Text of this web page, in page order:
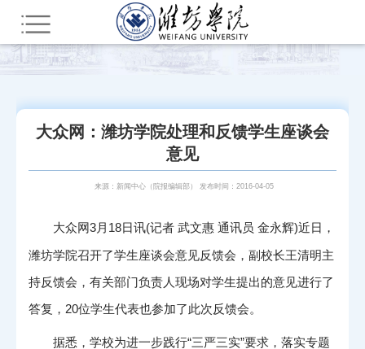
您所在的位置：首页 活力潍院 媒体关注
大众网：潍坊学院处理和反馈学生座谈会
意见
来源：新闻中心（院报编辑部） 发布时间：2016-04-05
大众网3月18日讯(记者 武文惠 通讯员 金永辉)近日，
潍坊学院召开了学生座谈会意见反馈会，副校长王清明主
持反馈会，有关部门负责人现场对学生提出的意见进行了
答复，20位学生代表也参加了此次反馈会。
据悉，学校为进一步践行“三严三实”要求，落实专题